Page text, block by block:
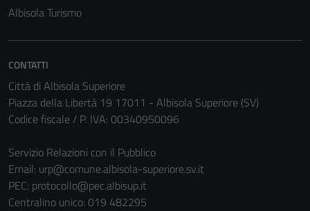
Albisola Turismo
CONTATTI
Città di Albisola Superiore
Piazza della Libertà 19 17011 - Albisola Superiore (SV)
Codice fiscale / P. IVA: 00340950096
Servizio Relazioni con il Pubblico
Email: urp@comune.albisola-superiore.sv.it
PEC: protocollo@pec.albisup.it
Centralino unico: 019 482295